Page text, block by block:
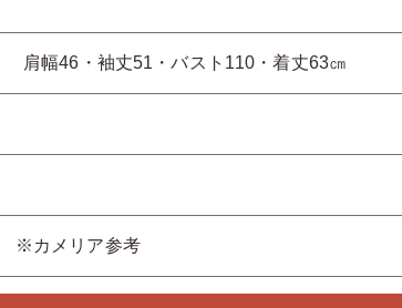
46・袖丈51・バスト110・着丈63㎝
メリア参考